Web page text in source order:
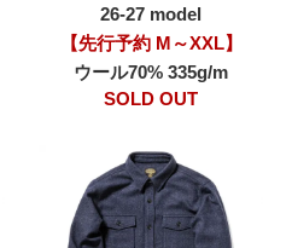
26-27 model
【先行予約 M～XXL】
ウール70% 335g/m
SOLD OUT